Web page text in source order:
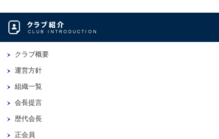
クラブ概要
運営方針
組織一覧
会長提言
歴代会長
正会員